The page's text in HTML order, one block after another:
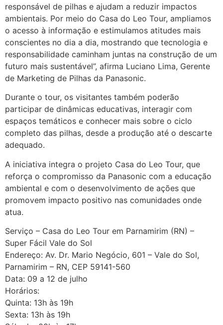
responsável de pilhas e ajudam a reduzir impactos
ambientais. Por meio do Casa do Leo Tour, ampliamos
o acesso à informação e estimulamos atitudes mais
conscientes no dia a dia, mostrando que tecnologia e
responsabilidade caminham juntas na construção de um
futuro mais sustentável”, afirma Luciano Lima, Gerente
de Marketing de Pilhas da Panasonic.
Durante o tour, os visitantes também poderão
participar de dinâmicas educativas, interagir com
espaços temáticos e conhecer mais sobre o ciclo
completo das pilhas, desde a produção até o descarte
adequado.
A iniciativa integra o projeto Casa do Leo Tour, que
reforça o compromisso da Panasonic com a educação
ambiental e com o desenvolvimento de ações que
promovem impacto positivo nas comunidades onde
atua.
Serviço – Casa do Leo Tour em Parnamirim (RN) –
Super Fácil Vale do Sol
Endereço: Av. Dr. Mario Negócio, 601 – Vale do Sol,
Parnamirim – RN, CEP 59141-560
Data: 09 a 12 de julho
Horários:
Quinta: 13h às 19h
Sexta: 13h às 19h